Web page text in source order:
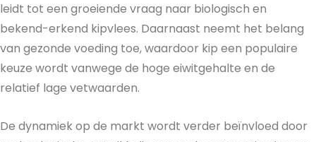
leidt tot een groeiende vraag naar biologisch en
bekend-erkend kipvlees. Daarnaast neemt het belang
van gezonde voeding toe, waardoor kip een populaire
keuze wordt vanwege de hoge eiwitgehalte en de
relatief lage vetwaarden.
De dynamiek op de markt wordt verder beïnvloed door